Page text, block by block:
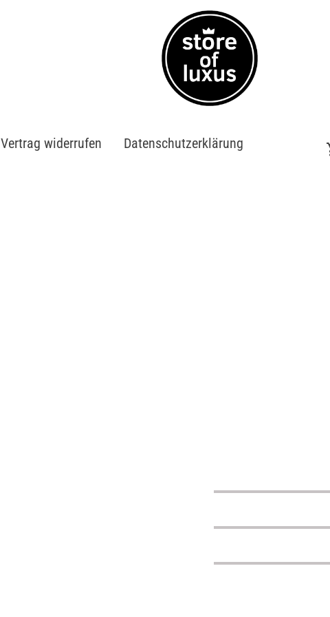
Vertrag widerrufen Datenschutzerklärung